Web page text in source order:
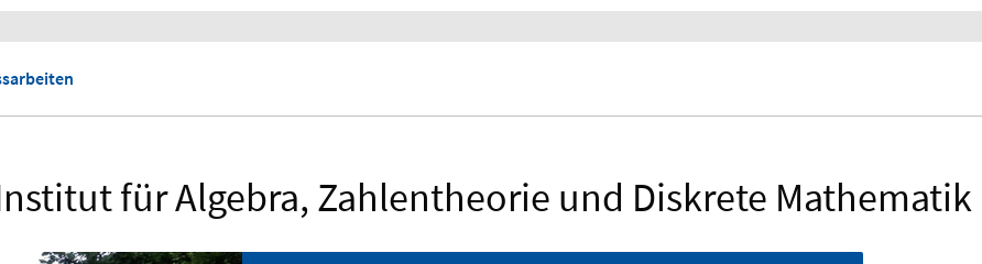
für Algebra, Zahlentheorie und Diskrete Mathematik